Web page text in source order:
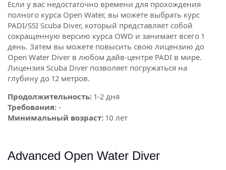
Если у вас недостаточно времени для прохождения
полного курса Open Water, вы можете выбрать курс
PADI/SSI Scuba Diver, который представляет собой
сокращенную версию курса OWD и занимает всего 1
день. Затем вы можете повысить свою лицензию до
Open Water Diver в любом дайв-центре PADI в мире.
Лицензия Scuba Diver позволяет погружаться на
глубину до 12 метров.
Продолжительность: 1-2 дня
Требования: -
Минимальный возраст: 10 лет
Advanced Open Water Diver